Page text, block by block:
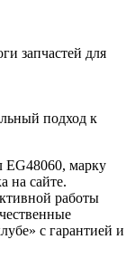
запчастей для
подход к
EG48060, марку
на сайте.
работы
с гарантией и